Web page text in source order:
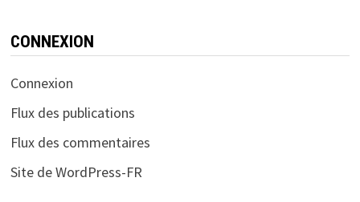
CONNEXION
Connexion
Flux des publications
Flux des commentaires
Site de WordPress-FR